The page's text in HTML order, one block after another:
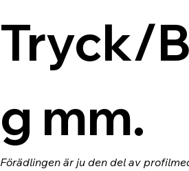
Tryck/
g mm.
Förädlingen är ju den del av